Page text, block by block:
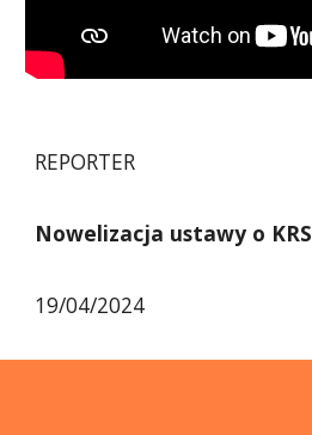
REPORTER
Nowelizacja ustawy o KRS
19/04/2024